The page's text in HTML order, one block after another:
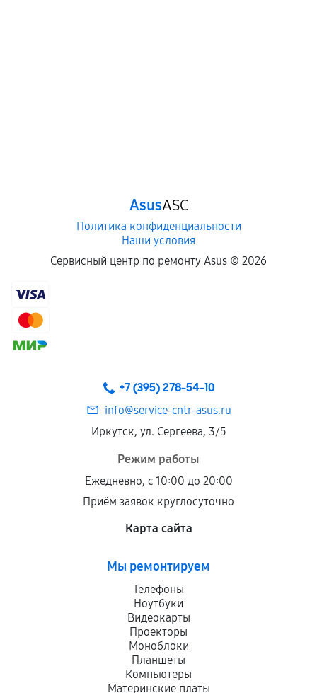
AsusASC
Политика конфиденциальности
Наши условия
Сервисный центр по ремонту Asus © 2026
+7 (395) 278-54-10
info@service-cntr-asus.ru
Иркутск, ул. Сергеева, 3/5
Режим работы
Ежедневно, с 10:00 до 20:00
Приём заявок круглосуточно
Карта сайта
Мы ремонтируем
Телефоны
Ноутбуки
Видеокарты
Проекторы
Моноблоки
Планшеты
Компьютеры
Материнские платы